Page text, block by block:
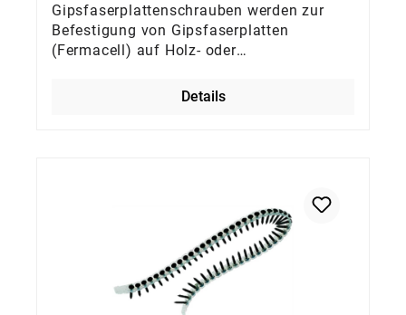
Gipsfaserplattenschrauben werden zur
Befestigung von Gipsfaserplatten
(Fermacell) auf Holz- oder
Details